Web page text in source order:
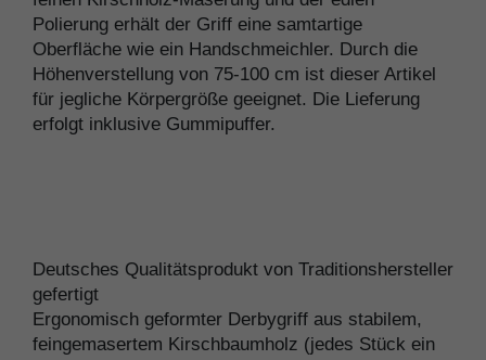
Polierung erhält der Griff eine samtartige
Oberfläche wie ein Handschmeichler. Durch die
Höhenverstellung von 75-100 cm ist dieser Artikel
für jegliche Körpergröße geeignet. Die Lieferung
erfolgt inklusive Gummipuffer.
Deutsches Qualitätsprodukt von Traditionshersteller
gefertigt
Ergonomisch geformter Derbygriff aus stabilem,
feingemasertem Kirschbaumholz (jedes Stück ein